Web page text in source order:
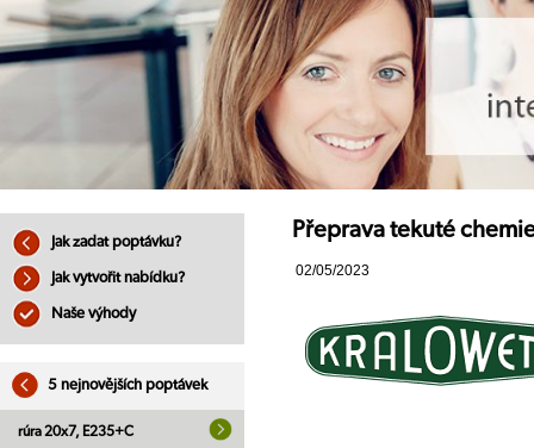
Jak zadat poptávku?
Jak vytvořit nabídku?
Naše výhody
5 nejnovějších poptávek
rúra 20x7, E235+C
Přeprava tekuté
02/05/2023